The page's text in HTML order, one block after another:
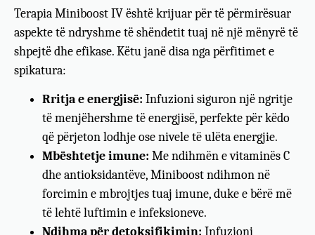
Terapia Miniboost IV është krijuar për të përmirësuar
aspekte të ndryshme të shëndetit tuaj në një mënyrë të
shpejtë dhe efikase. Këtu janë disa nga përfitimet e
spikatura:
Rritja e energjisë: Infuzioni siguron një ngritje
të menjëhershme të energjisë, perfekte për këdo
që përjeton lodhje ose nivele të ulëta energjie.
Mbështetje imune: Me ndihmën e vitaminës C
dhe antioksidantëve, Miniboost ndihmon në
forcimin e mbrojtjes tuaj imune, duke e bërë më
të lehtë luftimin e infeksioneve.
Ndihma për detoksifikimin: Infuzioni